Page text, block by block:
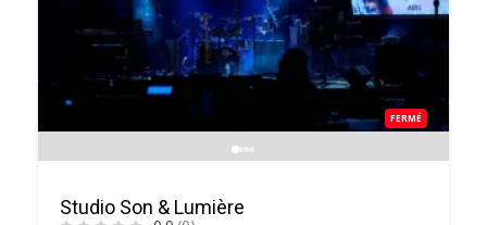
FERMÉ
Studio Son & Lumière